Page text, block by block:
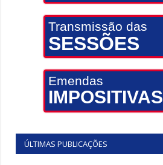
Transmissão das
SESSÕES
Emendas
IMPOSITIVAS
ÚLTIMAS PUBLICAÇÕES